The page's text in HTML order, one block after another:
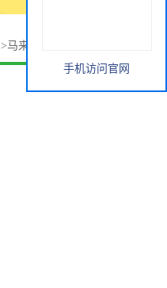
>马来西亚椰树 正癸酸
手机访问官网